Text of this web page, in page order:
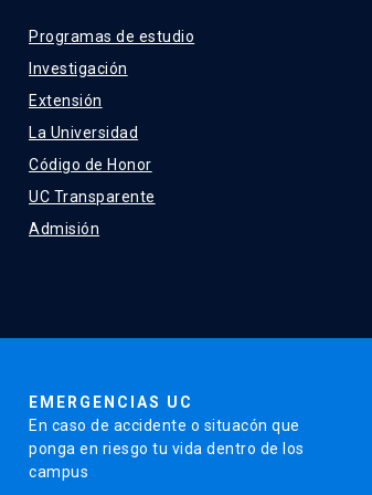
Programas de estudio
Investigación
Extensión
La Universidad
Código de Honor
UC Transparente
Admisión
EMERGENCIAS UC
En caso de accidente o situacón que
ponga en riesgo tu vida dentro de los
campus